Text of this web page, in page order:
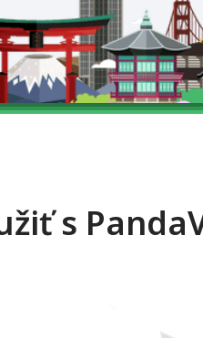
s